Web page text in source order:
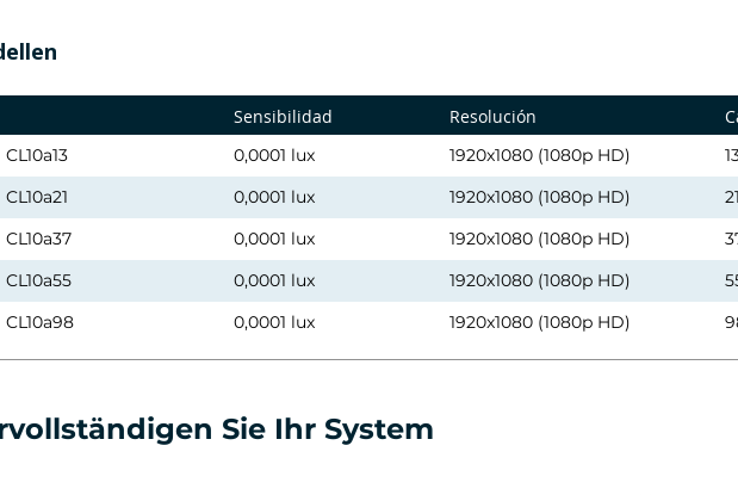
Sensibilidad Resolución
CL10a13 0,0001 lux 1920x1080 (1080p HD)
CL10a21
0,0001 lux 1920x1080 (1080p HD)
CL10a37
0,0001 lux 1920x1080 (1080p HD)
CL10a55
0,0001 lux 1920x1080 (1080p HD)
CL10a98
0,0001 lux 1920x1080 (1080p HD)
Sie Ihr System